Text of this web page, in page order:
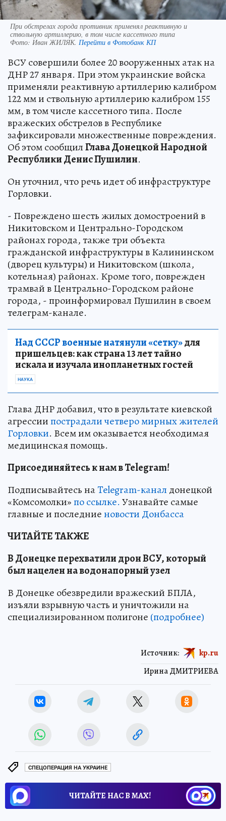
При обстрелах города противник применял реактивную и
ствольную артиллерию, в том числе кассетного типа
Фото: Иван ЖИЛЯК. Перейти в Фотобанк КП
ВСУ совершили более 20 вооруженных атак на
ДНР 27 января. При этом украинские войска
применяли реактивную артиллерию калибром
122 мм и ствольную артиллерию калибром 155
мм, в том числе кассетного типа. После
вражеских обстрелов в Республике
зафиксировали множественные повреждения.
Об этом сообщилГлава Донецкой Народной
Республики Денис Пушилин.
Он уточнил, что речь идет об инфраструктуре
Горловки.
- Повреждено шесть жилых домостроений в
Никитовском и Центрально-Городском
районах города, также три объекта
гражданской инфраструктуры в Калининском
(дворец культуры) и Никитовском (школа,
котельная) районах. Кроме того, поврежден
трамвай в Центрально-Городском районе
города, - проинформировал Пушилин в своем
телеграм-канале.
Над СССР военные натянули «сетку»для
пришельцев: как страна 13 лет тайно
искала и изучала инопланетных гостей
НАУКА
Глава ДНР добавил, что в результате киевской
агрессиипострадали четверо мирных жителей
Горловки. Всем им оказывается необходимая
медицинская помощь.
Присоединяйтесь к нам в Telegram!
Подписывайтесь наTelegram-канал донецкой
«Комсомолки»по ссылке. Узнавайте самые
главные и последниеновости Донбасса
ЧИТАЙТЕ ТАКЖЕ
В Донецке перехватили дрон ВСУ, который
был нацелен на водонапорный узел
В Донецке обезвредили вражеский БПЛА,
изъяли взрывную часть и уничтожили на
специализированном полигоне (подробнее)
Ирина ДМИТРИЕВА
Источник: kp.ru
СПЕЦОПЕРАЦИЯ НА УКРАИНЕ
ЧИТАЙТЕ НАС В МАХ!